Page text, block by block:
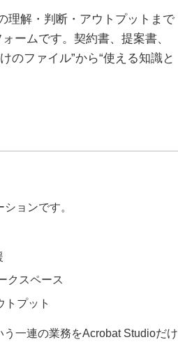
理解・判断・アウトプットまで
ームです。契約書、提案書、
のファイル”から“使える知識と
ョンです。
クスペース
トプット
一連の業務をAcrobat Studioだけ